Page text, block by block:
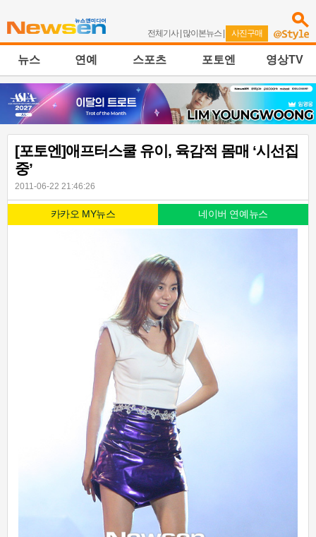
전체기사| 많이본뉴스 | 사진구매
뉴스 연예 스포츠 포토엔 영상TV
[포토엔]애프터스쿨 유이, 육감적 몸매 ‘시선집
중’
2011-06-22 21:46:26
카카오 MY뉴스 네이버 연예뉴스